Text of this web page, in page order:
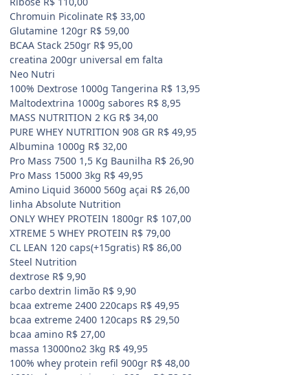
Chromuin Picolinate R$ 33,00
Glutamine 120gr R$ 59,00
BCAA Stack 250gr R$ 95,00
creatina 200gr universal em falta
Neo Nutri
100% Dextrose 1000g Tangerina R$ 13,95
Maltodextrina 1000g sabores R$ 8,95
MASS NUTRITION 2 KG R$ 34,00
PURE WHEY NUTRITION 908 GR R$ 49,95
Albumina 1000g R$ 32,00
Pro Mass 7500 1,5 Kg Baunilha R$ 26,90
Pro Mass 15000 3kg R$ 49,95
Amino Liquid 36000 560g açai R$ 26,00
linha Absolute Nutrition
ONLY WHEY PROTEIN 1800gr R$ 107,00
XTREME 5 WHEY PROTEIN R$ 79,00
CL LEAN 120 caps(+15gratis) R$ 86,00
Steel Nutrition
dextrose R$ 9,90
carbo dextrin limão R$ 9,90
bcaa extreme 2400 220caps R$ 49,95
bcaa extreme 2400 120caps R$ 29,50
bcaa amino R$ 27,00
massa 13000no2 3kg R$ 49,95
100% whey protein refil 900gr R$ 48,00